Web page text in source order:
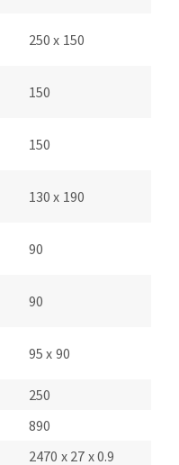
250 x 150
150
150
130 x 190
90
90
95 x 90
250
890
2470 x 27 x 0.9